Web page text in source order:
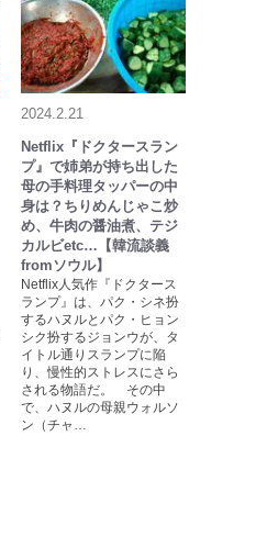
2024.2.21
Netflix『ドクタースラン
プ』で姉弟が持ち出した
母の手料理タッパーの中
身は？ちりめんじゃこ炒
め、牛肉の醤油煮、テジ
カルビetc…【韓流談義
fromソウル】
Netflix人気作『ドクタース
ランプ』は、パク・シネ扮
するハヌルとパク・ヒョン
シク扮するジョンウが、タ
イトル通りスランプに陥
り、慢性的ストレスにさら
される物語だ。 その中
で、ハヌルの母親ウォルソ
ン（チャ…